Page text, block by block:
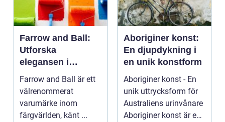
Farrow and Ball:
Utforska
elegansen i
varumärkets färger
Farrow and Ball är ett
välrenommerat
varumärke inom
färgvärlden, känt ...
Aboriginer konst:
En djupdykning i
en unik konstform
Aboriginer konst - En
unik uttrycksform för
Australiens urinvånare
Aboriginer konst är en